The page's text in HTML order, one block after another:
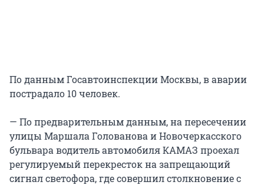
По данным Госавтоинспекции Москвы, в аварии
пострадало 10 человек.
— По предварительным данным, на пересечении
улицы Маршала Голованова и Новочеркасского
бульвара водитель автомобиля КАМАЗ проехал
регулируемый перекресток на запрещающий
сигнал светофора, где совершил столкновение с